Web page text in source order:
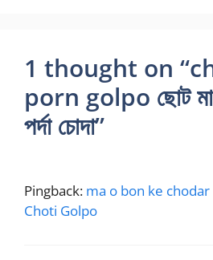
1 thought on
porn golpo ছোট
পর্দা চোদা”
Pingback: ma o bon ke
Choti Golpo